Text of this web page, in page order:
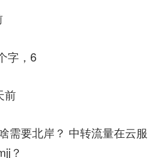
字，6
前
需要北岸？ 中转流量在云服
？